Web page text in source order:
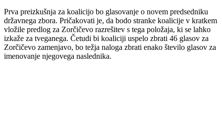
Prva preizkušnja za koalicijo bo glasovanje o novem predsedniku
državnega zbora. Pričakovati je, da bodo stranke koalicije v kratkem
vložile predlog za Zorčičevo razrešitev s tega položaja, ki se lahko
izkaže za tveganega. Četudi bi koaliciji uspelo zbrati 46 glasov za
Zorčičevo zamenjavo, bo težja naloga zbrati enako število glasov za
imenovanje njegovega naslednika.